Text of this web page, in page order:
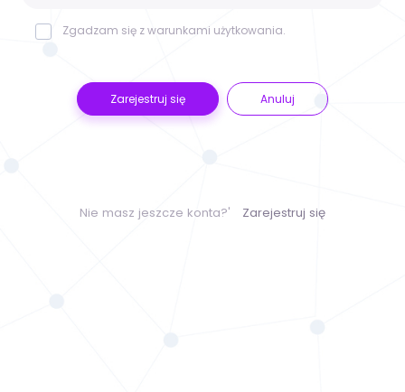
Zgadzam się zwarunkami użytkowania.
Zarejestruj się Anuluj
Nie masz jeszcze konta?' Zarejestruj się